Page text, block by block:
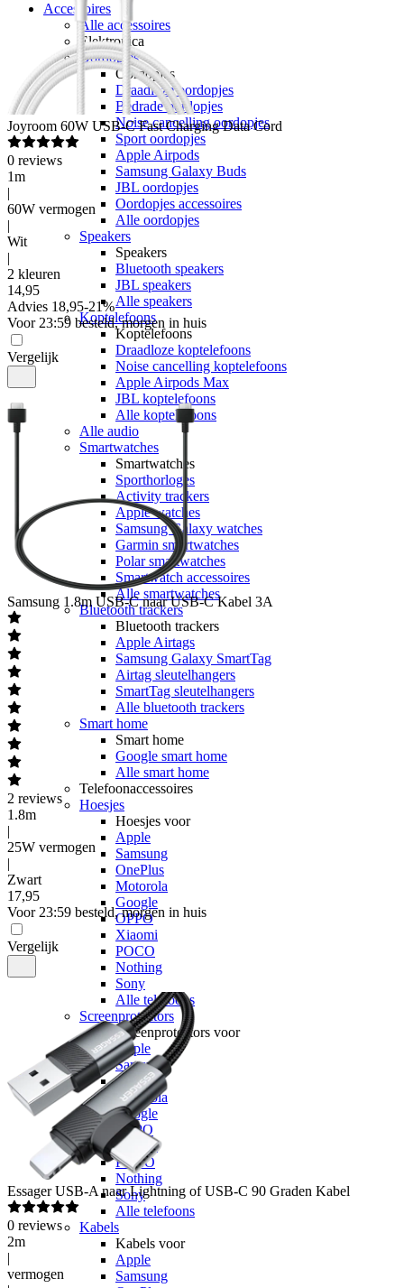
Accessoires
Alle accessoires
Elektronica
Oordopjes
Oordopjes
Draadloze oordopjes
Bedrade oordopjes
Noise cancelling oordopjes
Sport oordopjes
Apple Airpods
Samsung Galaxy Buds
JBL oordopjes
Oordopjes accessoires
Alle oordopjes
Speakers
Speakers
Bluetooth speakers
JBL speakers
Alle speakers
Koptelefoons
Koptelefoons
Draadloze koptelefoons
Noise cancelling koptelefoons
Apple Airpods Max
JBL koptelefoons
Alle koptelefoons
Alle audio
Smartwatches
Smartwatches
Sporthorloges
Activity trackers
Apple watches
Samsung Galaxy watches
Garmin smartwatches
Polar smartwatches
Smartwatch accessoires
Alle smartwatches
Bluetooth trackers
Bluetooth trackers
Apple Airtags
Samsung Galaxy SmartTag
Airtag sleutelhangers
SmartTag sleutelhangers
Alle bluetooth trackers
Smart home
Smart home
Google smart home
Alle smart home
Telefoonaccessoires
Hoesjes
Hoesjes voor
Apple
Samsung
OnePlus
Motorola
Google
OPPO
Xiaomi
POCO
Nothing
Sony
Alle telefoons
Screenprotectors
Screenprotectors voor
Apple
Samsung
OnePlus
Motorola
Google
OPPO
Xiaomi
POCO
Nothing
Sony
Alle telefoons
Kabels
Kabels voor
Apple
Samsung
Joyroom 60W USB-C Fast Charging Data Cord
0 reviews
1m
|
60W vermogen
|
Wit
|
2 kleuren
14,95
Advies 18,95-21%
Voor 23:59 besteld, morgen in huis
Vergelijk
Samsung 1.8m USB-C naar USB-C Kabel 3A
2 reviews
1.8m
|
25W vermogen
|
Zwart
17,95
Voor 23:59 besteld, morgen in huis
Vergelijk
Essager USB-A naar Lightning of USB-C 90 Graden Kabel
0 reviews
2m
|
vermogen